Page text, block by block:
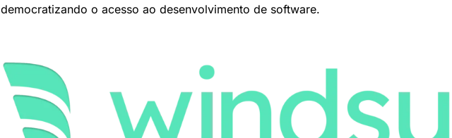
democratizando o acesso ao desenvolvimento de software.